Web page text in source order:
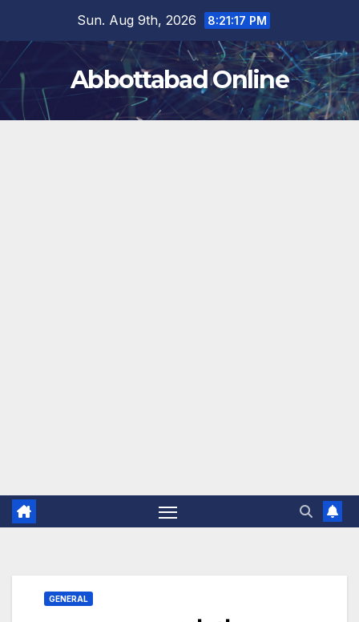
content
Sun. Aug 9th, 2026 8:21:18 PM
Abbottabad Online
GENERAL